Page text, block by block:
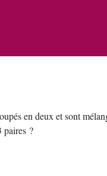
en deux et sont
paires ?